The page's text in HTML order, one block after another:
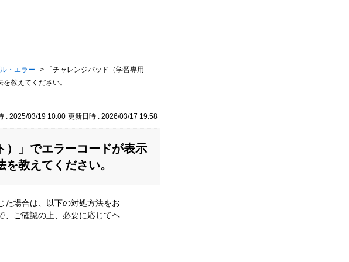
・エラー >
「チャレンジパッド（学習専用
教えてください。
: 2025/03/19 10:00 更新日時 : 2026/03/17 19:58
）」でエラーコードが表示
教えてください。
た場合は、以下の対処方法をお
、ご確認の上、必要に応じてヘ